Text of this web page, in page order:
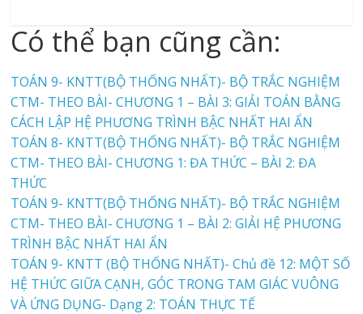
Có thể bạn cũng cần:
TOÁN 9- KNTT(BỘ THỐNG NHẤT)- BỘ TRẮC NGHIỆM
CTM- THEO BÀI- CHƯƠNG 1 – BÀI 3: GIẢI TOÁN BẰNG
CÁCH LẬP HỆ PHƯƠNG TRÌNH BẬC NHẤT HAI ẨN
TOÁN 8- KNTT(BỘ THỐNG NHẤT)- BỘ TRẮC NGHIỆM
CTM- THEO BÀI- CHƯƠNG 1: ĐA THỨC – BÀI 2: ĐA
THỨC
TOÁN 9- KNTT(BỘ THỐNG NHẤT)- BỘ TRẮC NGHIỆM
CTM- THEO BÀI- CHƯƠNG 1 – BÀI 2: GIẢI HỆ PHƯƠNG
TRÌNH BẬC NHẤT HAI ẨN
TOÁN 9- KNTT (BỘ THỐNG NHẤT)- Chủ đề 12: MỘT SỐ
HỆ THỨC GIỮA CẠNH, GÓC TRONG TAM GIÁC VUÔNG
VÀ ỨNG DỤNG- Dạng 2: TOÁN THỰC TẾ